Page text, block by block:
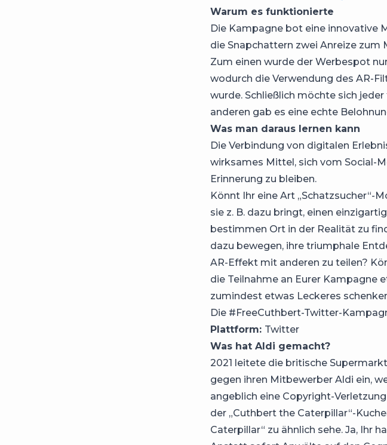
Warum es funktionierte
Die Kampagne bot eine innovative
die Snapchattern zwei Anreize zum
Zum einen wurde der Werbespot
wodurch die Verwendung des AR-
wurde. Schließlich möchte sich
anderen gab es eine echte
Was man daraus lernen kann
Die Verbindung von digitalen
wirksames Mittel, sich vom Social-
Erinnerung zu bleiben.
Könnt Ihr eine Art „Schatzsucher“-
sie z. B. dazu bringt, einen
bestimmen Ort in der Realität zu
dazu bewegen, ihre triumphale
AR-Effekt mit anderen zu teilen?
die Teilnahme an Eurer Kampagne
zumindest etwas Leckeres
Die #FreeCuthbert-Twitter-
Plattform: Twitter
Was hat Aldi gemacht?
2021 leitete die britische
gegen ihren Mitbewerber Aldi ein,
angeblich eine Copyright-
der „Cuthbert the Caterpillar“-
Caterpillar“ zu ähnlich sehe. Ja, Ihr